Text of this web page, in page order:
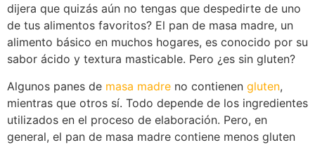
dijera que quizás aún no tengas que despedirte de uno
de tus alimentos favoritos? El pan de masa madre, un
alimento básico en muchos hogares, es conocido por su
sabor ácido y textura masticable. Pero ¿es sin gluten?
Algunos panes de masa madre no contienen gluten,
mientras que otros sí. Todo depende de los ingredientes
utilizados en el proceso de elaboración. Pero, en
general, el pan de masa madre contiene menos gluten